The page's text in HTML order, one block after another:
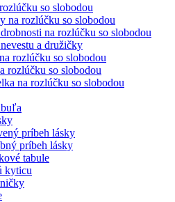
so slobodou
na rozlúčku so slobodou
na rozlúčku so slobodou
a družičky
rozlúčku so slobodou
rozlúčku so slobodou
na rozlúčku so slobodou
príbeh lásky
príbeh lásky
tabule
kyticu